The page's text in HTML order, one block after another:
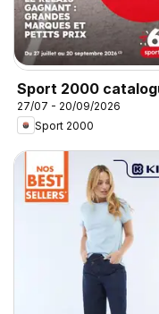
Sport 2000
27/07 - 20/09/2026
Sport 2000